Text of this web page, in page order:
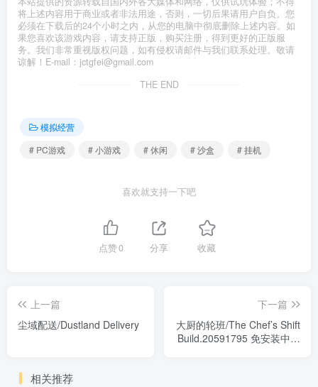
将上述内容用于商业或者非法用途，否则，一切后果请用户自负。您
必须在下载后的24个小时之内，从您的电脑中彻底删除上述内容。如
果您喜欢该游戏内容，请支持正版，购买注册，得到更好的正版服
务。我们非常重视版权问题，如有侵权请邮件与我们联系处理。敬请
谅解！E-mail：jctgfei@gmail.com
THE END
模拟经营
# PC游戏
# 小游戏 # 休闲 # 沙盒 # 挂机
喜欢就支持一下吧
点赞0 分享 收藏
上一篇
尘域配送/Dustland Delivery
下一篇
大厨的轮班/The Chef’s Shift
Build.20591795 免安装中文
相关推荐